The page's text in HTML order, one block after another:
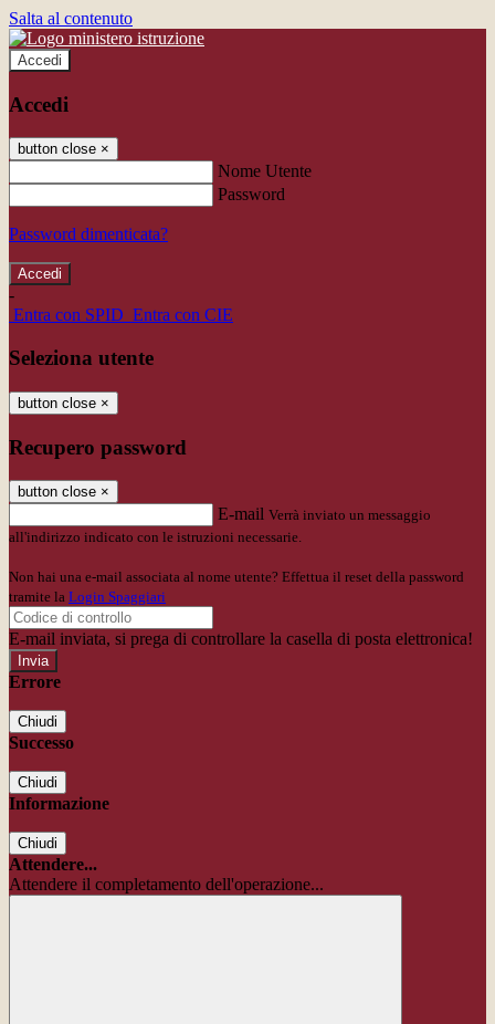
Salta al contenuto
Accedi
Accedi
button close ×
Nome Utente
Password
Password dimenticata?
-
Entra con SPID Entra con CIE
Seleziona utente
button close ×
Recupero password
button close ×
E-mail Verrà inviato un messaggio
all'indirizzo indicato con le istruzioni necessarie.
Non hai una e-mail associata al nome utente? Effettua il reset della password
tramite la Login Spaggiari
E-mail inviata, si prega di controllare la casella di posta elettronica!
Errore
Chiudi
Successo
Chiudi
Informazione
Chiudi
Attendere...
Attendere il completamento dell'operazione...